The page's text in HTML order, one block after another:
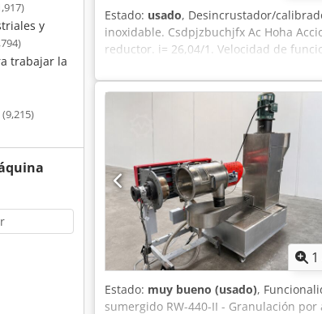
y
trabajar la
(9,215)
Estado: usado, Desincrustador/
inoxidable. Csdpjzbuchjfx Ac Hoha
reductor. i= 26,04/1. Velocidad de
1
Estado: muy bueno (usado),
sumergido RW-440-II - Granulación por